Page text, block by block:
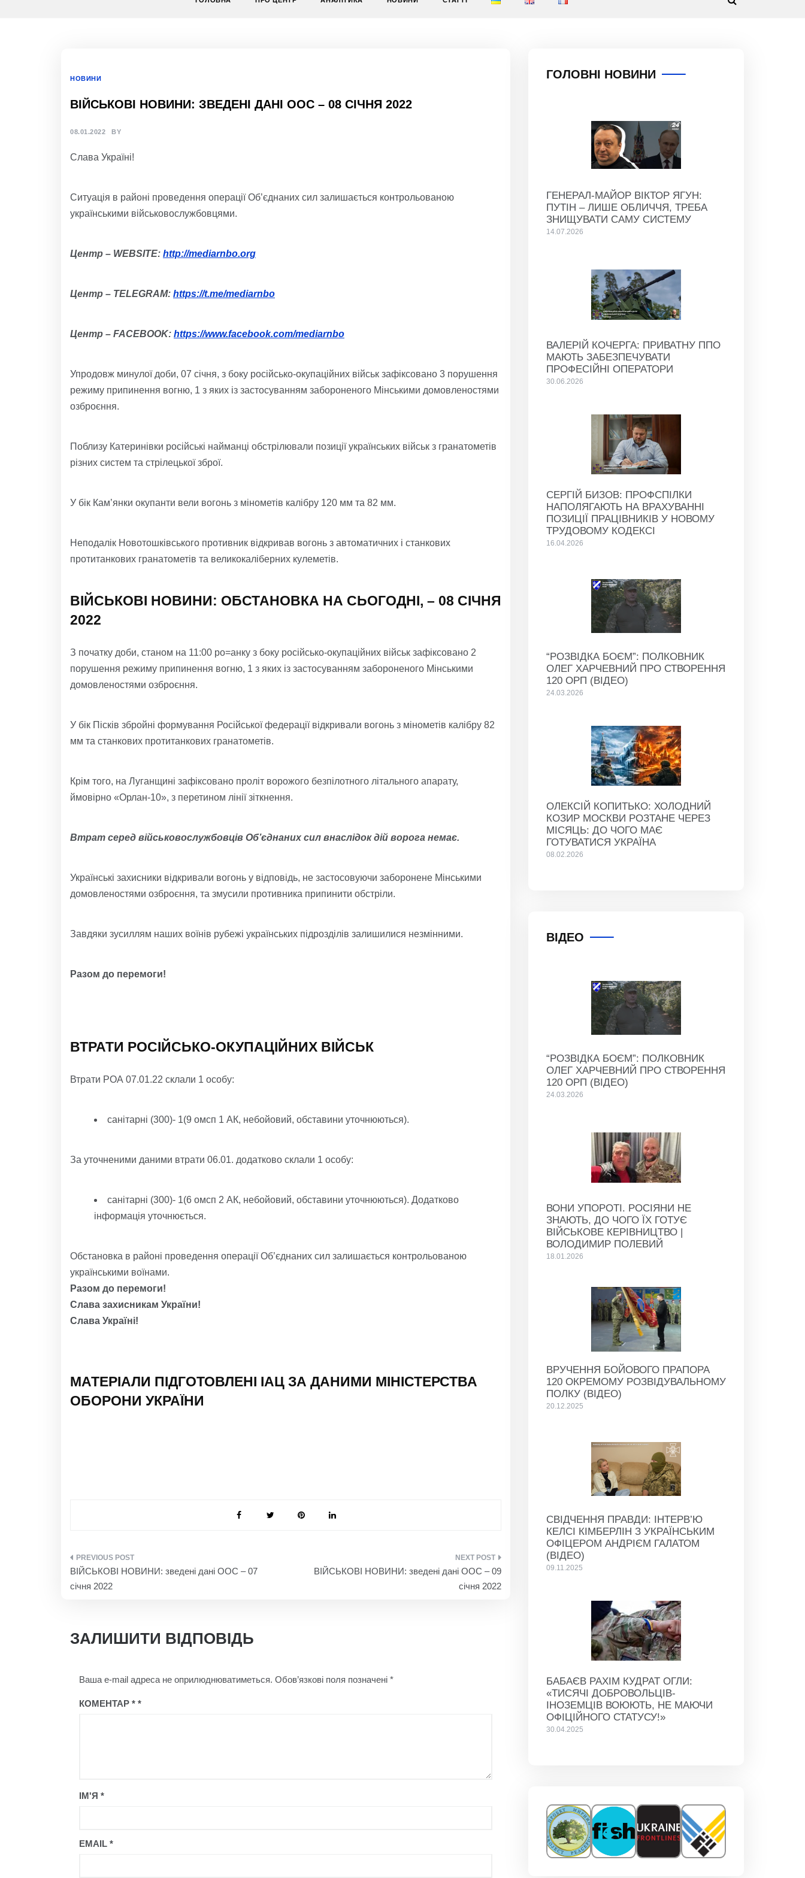
НОВИНИ
ВІЙСЬКОВІ НОВИНИ: ЗВЕДЕНІ ДАНІ ООС – 08 СІЧНЯ 2022
08.01.2022 BY
Слава Україні!
Ситуація в районі проведення операції Об’єднаних сил залишається контрольованою
українськими військовослужбовцями.
Центр – WEBSITE: http://mediarnbo.org
Центр – TELEGRAM: https://t.me/mediarnbo
Центр – FACEBOOK: https://www.facebook.com/mediarnbo
Упродовж минулої доби, 07 січня, з боку російсько-окупаційних військ зафіксовано 3 порушення
режиму припинення вогню, 1 з яких із застосуванням забороненого Мінськими домовленостями
озброєння.
Поблизу Катеринівки російські найманці обстрілювали позиції українських військ з гранатометів
різних систем та стрілецької зброї.
У бік Кам’янки окупанти вели вогонь з мінометів калібру 120 мм та 82 мм.
Неподалік Новотошківського противник відкривав вогонь з автоматичних і станкових
протитанкових гранатометів та великокаліберних кулеметів.
ВІЙСЬКОВІ НОВИНИ: ОБСТАНОВКА НА СЬОГОДНІ, – 08 СІЧНЯ
2022
З початку доби, станом на 11:00 ро=анку з боку російсько-окупаційних військ зафіксовано 2
порушення режиму припинення вогню, 1 з яких із застосуванням забороненого Мінськими
домовленостями озброєння.
У бік Пісків збройні формування Російської федерації відкривали вогонь з мінометів калібру 82
мм та станкових протитанкових гранатометів.
Крім того, на Луганщині зафіксовано проліт ворожого безпілотного літального апарату,
ймовірно «Орлан-10», з перетином лінії зіткнення.
Втрат серед військовослужбовців Об’єднаних сил внаслідок дій ворога немає.
Українські захисники відкривали вогонь у відповідь, не застосовуючи заборонене Мінськими
домовленостями озброєння, та змусили противника припинити обстріли.
Завдяки зусиллям наших воїнів рубежі українських підрозділів залишилися незмінними.
Разом до перемоги!
ВТРАТИ РОСІЙСЬКО-ОКУПАЦІЙНИХ ВІЙСЬК
Втрати РОА 07.01.22 склали 1 особу:
санітарні (300)- 1(9 омсп 1 АК, небойовий, обставини уточнюються).
За уточненими даними втрати 06.01. додатково склали 1 особу:
санітарні (300)- 1(6 омсп 2 АК, небойовий, обставини уточнюються). Додатково
інформація уточнюється.
Обстановка в районі проведення операції Об’єднаних сил залишається контрольованою
українськими воїнами.
Разом до перемоги!
Слава захисникам України!
Слава Україні!
МАТЕРІАЛИ ПІДГОТОВЛЕНІ ІАЦ ЗА ДАНИМИ МІНІСТЕРСТВА
ОБОРОНИ УКРАЇНИ
НАВІГАЦІЯ
ЗАПИСІВ
ВІЙСЬКОВІ НОВИНИ: зведені дані ООС – 07
січня 2022
ВІЙСЬКОВІ НОВИНИ: зведені дані ООС – 09
січня 2022
ЗАЛИШИТИ ВІДПОВІДЬ
Ваша e-mail адреса не оприлюднюватиметься. Обов’язкові поля позначені *
КОМЕНТАР *
ІМ'Я *
EMAIL *
ГОЛОВНІ НОВИНИ
ГЕНЕРАЛ-МАЙОР ВІКТОР ЯГУН:
ПУТІН – ЛИШЕ ОБЛИЧЧЯ, ТРЕБА
ЗНИЩУВАТИ САМУ СИСТЕМУ
14.07.2026
ВАЛЕРІЙ КОЧЕРГА: ПРИВАТНУ ППО
МАЮТЬ ЗАБЕЗПЕЧУВАТИ
ПРОФЕСІЙНІ ОПЕРАТОРИ
30.06.2026
СЕРГІЙ БИЗОВ: ПРОФСПІЛКИ
НАПОЛЯГАЮТЬ НА ВРАХУВАННІ
ПОЗИЦІЇ ПРАЦІВНИКІВ У НОВОМУ
ТРУДОВОМУ КОДЕКСІ
16.04.2026
“РОЗВІДКА БОЄМ”: ПОЛКОВНИК
ОЛЕГ ХАРЧЕВНИЙ ПРО СТВОРЕННЯ
120 ОРП (ВІДЕО)
24.03.2026
ОЛЕКСІЙ КОПИТЬКО: ХОЛОДНИЙ
КОЗИР МОСКВИ РОЗТАНЕ ЧЕРЕЗ
МІСЯЦЬ: ДО ЧОГО МАЄ
ГОТУВАТИСЯ УКРАЇНА
08.02.2026
ВІДЕО
“РОЗВІДКА БОЄМ”: ПОЛКОВНИК
ОЛЕГ ХАРЧЕВНИЙ ПРО СТВОРЕННЯ
120 ОРП (ВІДЕО)
24.03.2026
ВОНИ УПОРОТІ. РОСІЯНИ НЕ
ЗНАЮТЬ, ДО ЧОГО ЇХ ГОТУЄ
ВІЙСЬКОВЕ КЕРІВНИЦТВО |
ВОЛОДИМИР ПОЛЕВИЙ
18.01.2026
ВРУЧЕННЯ БОЙОВОГО ПРАПОРА
120 ОКРЕМОМУ РОЗВІДУВАЛЬНОМУ
ПОЛКУ (ВІДЕО)
20.12.2025
СВІДЧЕННЯ ПРАВДИ: ІНТЕРВ’Ю
КЕЛСІ КІМБЕРЛІН З УКРАЇНСЬКИМ
ОФІЦЕРОМ АНДРІЄМ ГАЛАТОМ
(ВІДЕО)
09.11.2025
БАБАЄВ РАХІМ КУДРАТ ОГЛИ:
«ТИСЯЧІ ДОБРОВОЛЬЦІВ-
ІНОЗЕМЦІВ ВОЮЮТЬ, НЕ МАЮЧИ
ОФІЦІЙНОГО СТАТУСУ!»
30.04.2025